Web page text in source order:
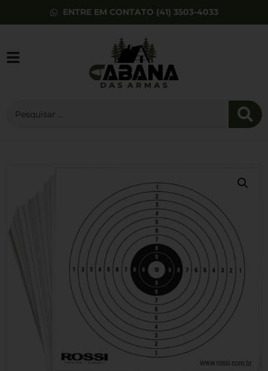
ENTRE EM CONTATO (41) 3503-4033
R$345,00 ADD